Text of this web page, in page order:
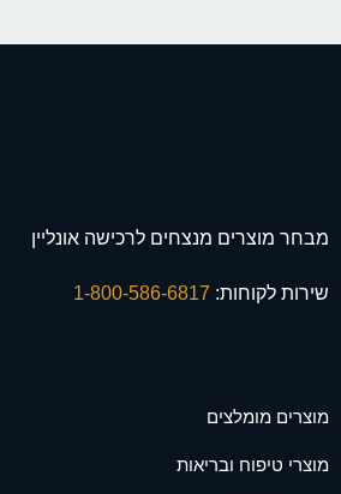
מבחר מוצרים מנצחים לרכישה אונליין
שירות לקוחות:
מוצרים מומלצים
מוצרי טיפוח ובריאות